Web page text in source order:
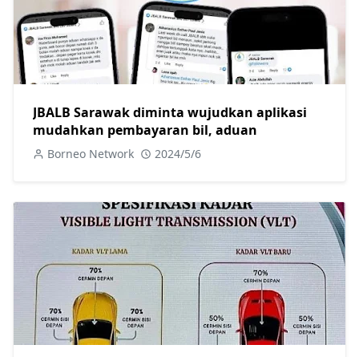
JBALB Sarawak diminta wujudkan aplikasi
mudahkan pembayaran bil, aduan
Borneo Network 2024/5/6